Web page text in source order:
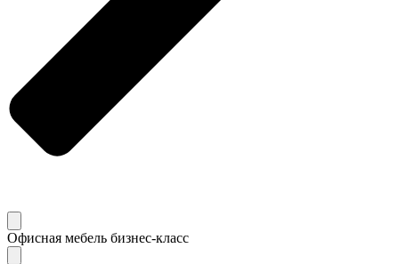
Офисная мебель бизнес-класс